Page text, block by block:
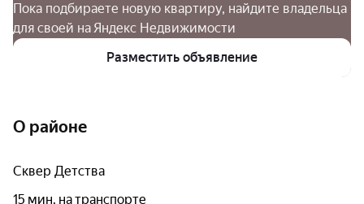
Пока подбираете новую квартиру, найдите владельца
для своей на Яндекс Недвижимости
Разместить объявление
О районе
Сквер Детства
15 мин. на транспорте